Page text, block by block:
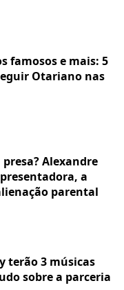
famosos e mais: 5
Otariano nas
Alexandre
a
parental
terão 3 músicas
sobre a parceria